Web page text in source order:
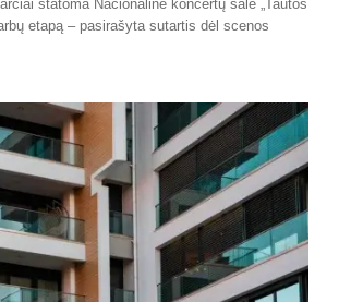
statoma Nacionalinė koncertų salė „Tautos
etapą – pasirašyta sutartis dėl scenos